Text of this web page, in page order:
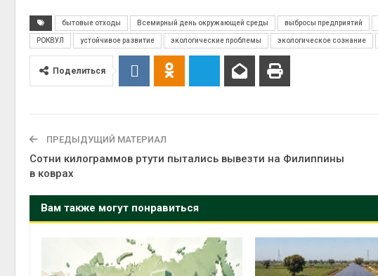
бытовые отходы Всемирный день окружающей среды выбросы предприятий
РОКВУЛ устойчивое развитие экологические проблемы экологическое сознание
Поделиться
ПРЕДЫДУЩИЙ МАТЕРИАЛ
Сотни килограммов ртути пытались вывезти на Филиппины
в коврах
Вам также могут понравиться